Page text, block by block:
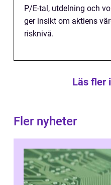
P/E-tal, utdelning och
ger insikt om aktiens
risknivå.
Läs fler
Fler nyheter